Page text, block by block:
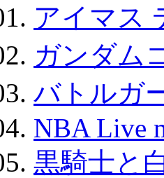
アイマス
ガンダム
バトルガ
NBA Live
黒騎士と